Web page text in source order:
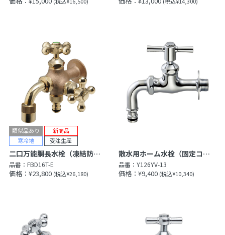
二口万能胴長水栓（凍結防止・メッキ）（凍結防止・鋳肌）
品番： FBD16T-E
価格：¥23,800 (税込¥26,180)
散水用ホーム水栓（固定コマ仕様）
品番：Y126YV-13
価格：¥9,400 (税込¥10,340)